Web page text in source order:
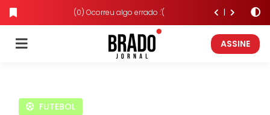
(0) Ocorreu algo errado :'(
ASSINE
FUTEBOL